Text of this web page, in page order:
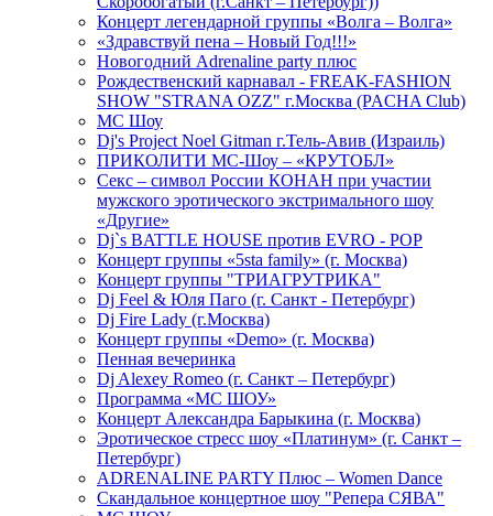
Концерт легендарной группы «Волга – Волга»
«Здравствуй пена – Новый Год!!!»
Новогодний Adrenaline party плюс
Рождественский карнавал - FREAK-FASHION
SHOW "STRANA OZZ" г.Москва (PACHA Club)
MC Шоу
Dj's Project Noel Gitman г.Тель-Авив (Израиль)
ПРИКОЛИТИ МС-Шоу – «КРУТОБЛ»
Секс – символ России КОНАН при участии
мужского эротического экстримального шоу
«Другие»
Dj`s BATTLE HOUSE против EVRO - POP
Концерт группы «5sta family» (г. Москва)
Концерт группы "ТРИАГРУТРИКА"
Dj Feel & Юля Паго (г. Санкт - Петербург)
Dj Fire Lady (г.Москва)
Концерт группы «Demo» (г. Москва)
Пенная вечеринка
Dj Alexey Romeo (г. Санкт – Петербург)
Программа «МС ШОУ»
Концерт Александра Барыкина (г. Москва)
Эротическое стресс шоу «Платинум» (г. Санкт –
Петербург)
ADRENALINE PARTY Плюс – Women Dance
Скандальное концертное шоу "Репера СЯВА"